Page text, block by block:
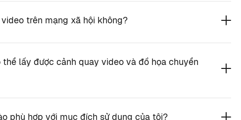
trên mạng xã hội không?
lấy được cảnh quay video và đồ họa chuyển
phù hợp với mục đích sử dụng của tôi?